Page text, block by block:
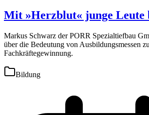
Mit »Herzblut« junge Leute
Markus Schwarz der PORR Spezialtiefbau
über die Bedeutung von Ausbildungsmessen
Fachkräftegewinnung.
Bildung